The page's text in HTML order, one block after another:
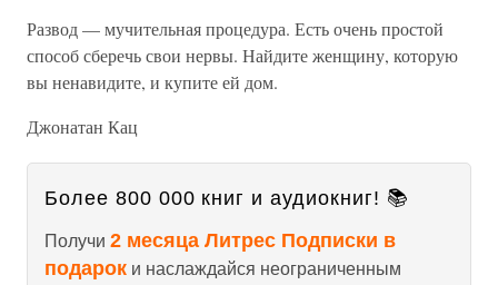
Развод — мучительная процедура. Есть очень простой
способ сберечь свои нервы. Найдите женщину, которую
вы ненавидите, и купите ей дом.
Джонатан Кац
Более 800 000 книг и аудиокниг! 📚
Получи 2 месяца Литрес Подписки в
подарок и наслаждайся неограниченным